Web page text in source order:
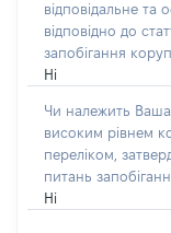
відповідальне та
відповідно до
запобігання
Ні
Чи належить
високим рівнем
переліком,
питань
Ні